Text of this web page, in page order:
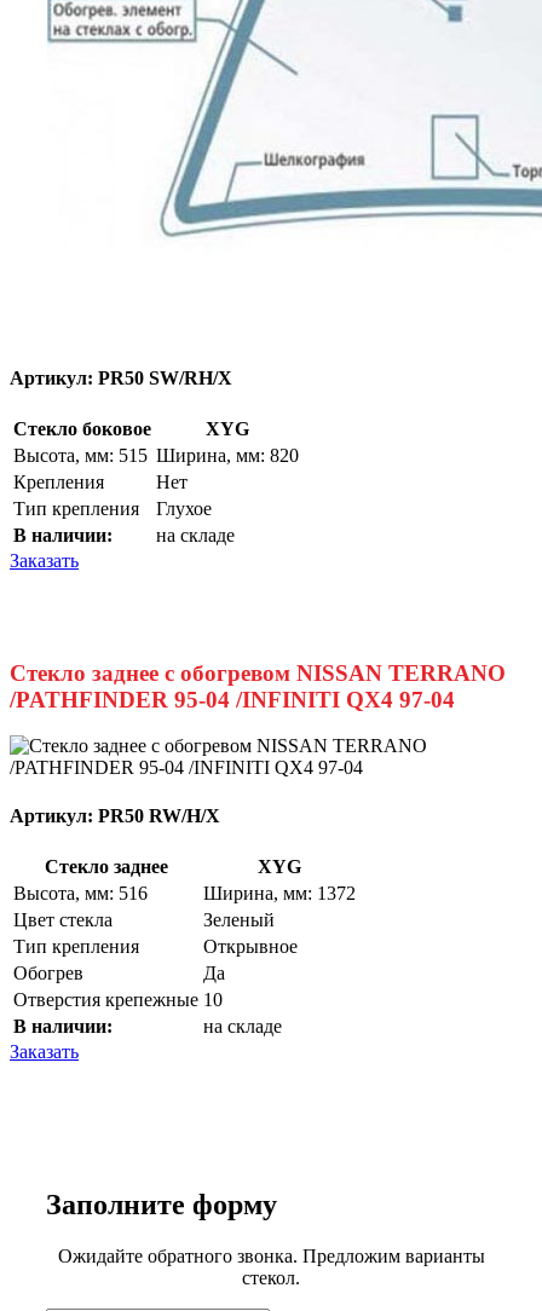
Артикул: PR50 SW/RH/X
Стекло боковое
XYG
Высота, мм: 515 Ширина, мм: 820
Крепления
Нет
Тип крепления
Глухое
В наличии:
на складе
Заказать
Стекло заднее с обогревом NISSAN TERRANO
/PATHFINDER 95-04 /INFINITI QX4 97-04
Артикул: PR50 RW/H/X
Стекло заднее
XYG
Высота, мм: 516
Ширина, мм: 1372
Цвет стекла
Зеленый
Тип крепления
Открывное
Обогрев
Да
Отверстия крепежные 10
В наличии:
на складе
Заказать
Заполните форму
Ожидайте обратного звонка. Предложим варианты
стекол.